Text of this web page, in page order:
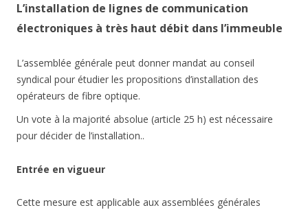
L’installation de lignes de communication
électroniques à très haut débit dans l’immeuble
L’assemblée générale peut donner mandat au conseil
syndical pour étudier les propositions d’installation des
opérateurs de fibre optique.
Un vote à la majorité absolue (article 25 h) est nécessaire
pour décider de l’installation..
Entrée en vigueur
Cette mesure est applicable aux assemblées générales